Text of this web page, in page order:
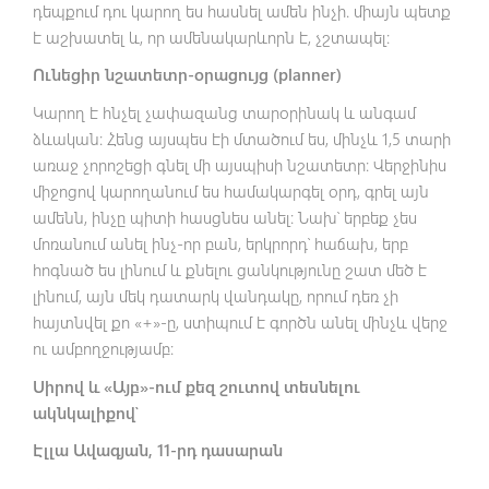
դեպքում դու կարող ես հասնել ամեն ինչի. միայն պետք
է աշխատել և, որ ամենակարևորն է, չշտապել։
Ունեցիր նշատետր-օրացույց (planner)
Կարող է հնչել չափազանց տարօրինակ և անգամ
ձևական։ Հենց այսպես էի մտածում ես, մինչև 1,5 տարի
առաջ չորոշեցի գնել մի այսպիսի նշատետր։ Վերջինիս
միջոցով կարողանում ես համակարգել օրդ, գրել այն
ամենն, ինչը պիտի հասցնես անել։ Նախ՝ երբեք չես
մոռանում անել ինչ-որ բան, երկրորդ՝ հաճախ, երբ
հոգնած ես լինում և քնելու ցանկությունը շատ մեծ է
լինում, այն մեկ դատարկ վանդակը, որում դեռ չի
հայտնվել քո «+»-ը, ստիպում է գործն անել մինչև վերջ
ու ամբողջությամբ։
Սիրով և «Այբ»-ում քեզ շուտով տեսնելու
ակնկալիքով՝
Էլլա Ավագյան, 11-րդ դասարան